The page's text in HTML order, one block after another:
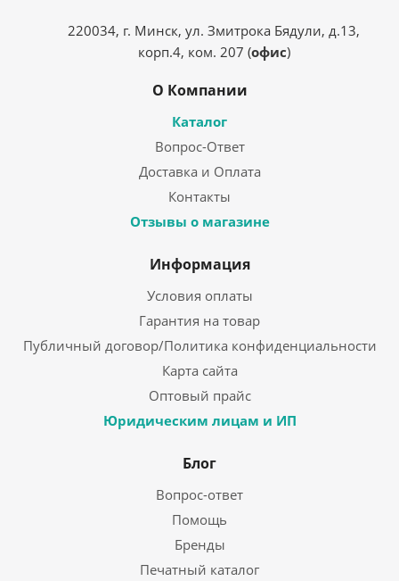
220034, г. Минск, ул. Змитрока Бядули, д.13,
корп.4, ком. 207 (офис)
О Компании
Каталог
Вопрос-Ответ
Доставка и Оплата
Контакты
Отзывы о магазине
Информация
Условия оплаты
Гарантия на товар
Публичный договор/Политика конфиденциальности
Карта сайта
Оптовый прайс
Юридическим лицам и ИП
Блог
Вопрос-ответ
Помощь
Бренды
Печатный каталог